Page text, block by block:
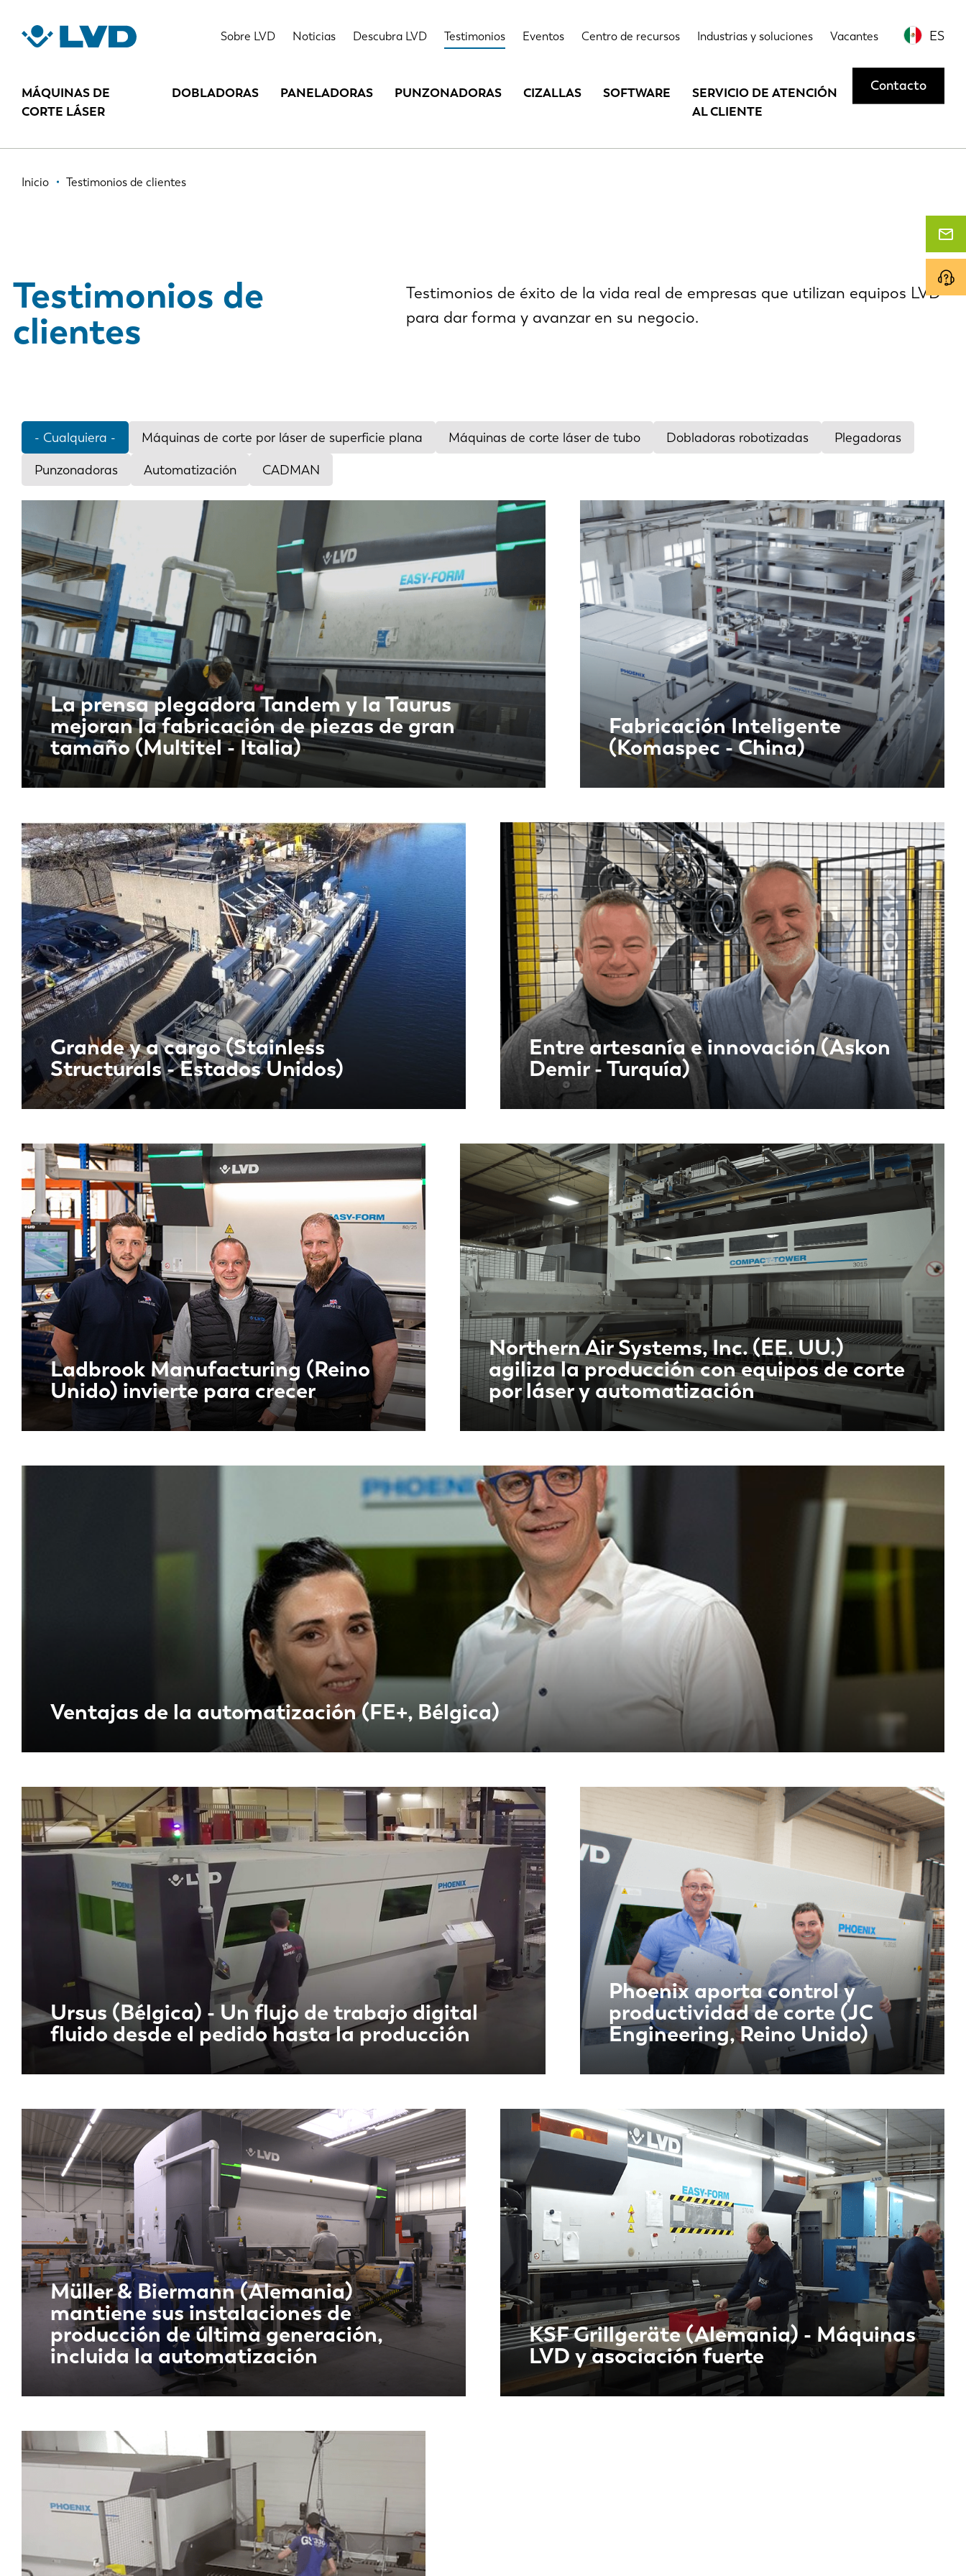
contenido
Sobre LVD Noticias Descubra LVD Testimonios Eventos Centro de recursos Industrias y soluciones Vacantes ES
MÁQUINAS DE
CORTE LÁSER
DOBLADORAS PANELADORAS PUNZONADORAS CIZALLAS SOFTWARE
SERVICIO DE ATENCIÓN
AL CLIENTE
Contacto
Ruta
Inicio Testimonios de clientes
Testimonios de
clientes
Testimonios de éxito de la vida real de empresas que utilizan equipos LVD
para dar forma y avanzar en su negocio.
- Cualquiera - Máquinas de corte por láser de superficie plana Máquinas de corte láser de tubo Dobladoras robotizadas Plegadoras
Punzonadoras Automatización CADMAN
La prensa plegadora Tandem y la Taurus
mejoran la fabricación de piezas de gran
tamaño (Multitel - Italia)
Fabricación Inteligente
(Komaspec - China)
Grande y a cargo (Stainless
Structurals - Estados Unidos)
Entre artesanía e innovación (Askon
Demir - Turquía)
Ladbrook Manufacturing (Reino
Unido) invierte para crecer
Northern Air Systems, Inc. (EE. UU.)
agiliza la producción con equipos de corte
por láser y automatización
Ventajas de la automatización (FE+, Bélgica)
Ursus (Bélgica) - Un flujo de trabajo digital
fluido desde el pedido hasta la producción
Phoenix aporta control y
productividad de corte (JC
Engineering, Reino Unido)
Müller & Biermann (Alemania)
mantiene sus instalaciones de
producción de última generación,
incluida la automatización
KSF Grillgeräte (Alemania) - Máquinas
LVD y asociación fuerte
EN FR EN-US
DE IT ES
PL SK